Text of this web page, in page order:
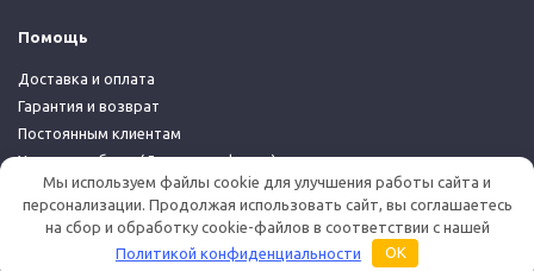
Помощь
Доставка и оплата
Гарантия и возврат
Постоянным клиентам
Условия работы (Договор-оферта)
Политика конфиденциальности
© 2026 Дуплекс Шоп
Мы используем файлы cookie для улучшения работы сайта и
персонализации. Продолжая использовать сайт, вы соглашаетесь
на сбор и обработку cookie-файлов в соответствии с нашей
Политикой конфиденциальности
OK